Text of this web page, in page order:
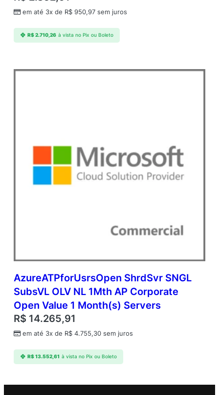
em até 3x de R$ 950,97 sem juros
R$2.710,26 à vista no Pix ou Boleto
AzureATPforUsrsOpen ShrdSvr SNGL
SubsVL OLV NL 1Mth AP Corporate
Open Value 1 Month(s) Servers
R$ 14.265,91
em até 3x de R$ 4.755,30 sem juros
R$13.552,61 à vista no Pix ou Boleto